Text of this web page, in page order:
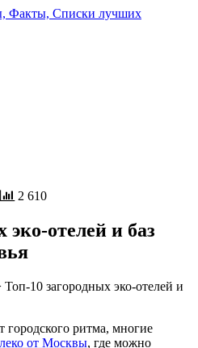
2 610
эко-отелей и баз
Топ-10 загородных эко-отелей и
городского ритма, многие
от Москвы, где можно